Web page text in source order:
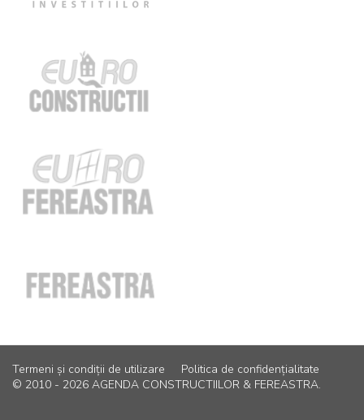
Termeni și condiții de utilizare
Politica de confidențialitate
© 2010 - 2026 AGENDA CONSTRUCTIILOR & FEREASTRA.